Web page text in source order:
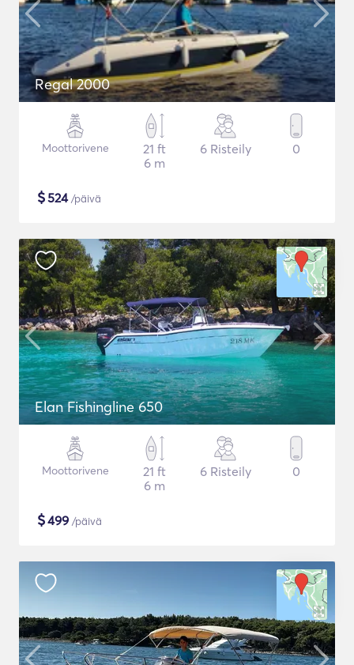
Regal 2000
Moottorivene
21 ft
6 m
6 Risteily 0
$524/päivä
Elan Fishingline 650
Moottorivene
21 ft
6 m
6 Risteily 0
$499 /päivä